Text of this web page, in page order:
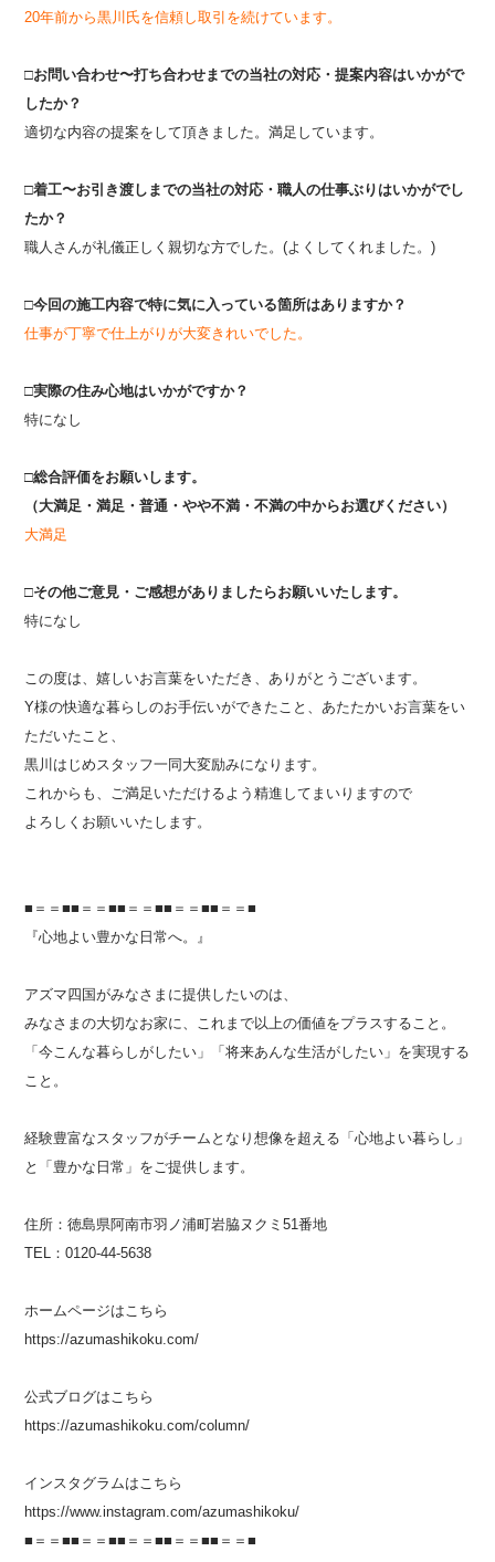
20年前から黒川氏を信頼し取引を続けています。
□お問い合わせ〜打ち合わせまでの当社の対応・提案内容はいかがで
したか？
適切な内容の提案をして頂きました。満足しています。
□着工〜お引き渡しまでの当社の対応・職人の仕事ぶりはいかがでし
たか？
職人さんが礼儀正しく親切な方でした。(よくしてくれました。)
□今回の施工内容で特に気に入っている箇所はありますか？
仕事が丁寧で仕上がりが大変きれいでした。
□実際の住み心地はいかがですか？
特になし
□総合評価をお願いします。
（大満足・満足・普通・やや不満・不満の中からお選びください）
大満足
□その他ご意見・ご感想がありましたらお願いいたします。
特になし
この度は、嬉しいお言葉をいただき、ありがとうございます。
Y様の快適な暮らしのお手伝いができたこと、あたたかいお言葉をい
ただいたこと、
黒川はじめスタッフ一同大変励みになります。
これからも、ご満足いただけるよう精進してまいりますので
よろしくお願いいたします。
■＝＝■■＝＝■■＝＝■■＝＝■■＝＝■
『心地よい豊かな日常へ。』
アズマ四国がみなさまに提供したいのは、
みなさまの大切なお家に、これまで以上の価値をプラスすること。
「今こんな暮らしがしたい」「将来あんな生活がしたい」を実現する
こと。
経験豊富なスタッフがチームとなり想像を超える「心地よい暮らし」
と「豊かな日常」をご提供します。
住所：徳島県阿南市羽ノ浦町岩脇ヌクミ51番地
TEL：0120-44-5638
ホームページはこちら
https://azumashikoku.com/
公式ブログはこちら
https://azumashikoku.com/column/
インスタグラムはこちら
https://www.instagram.com/azumashikoku/
■＝＝■■＝＝■■＝＝■■＝＝■■＝＝■